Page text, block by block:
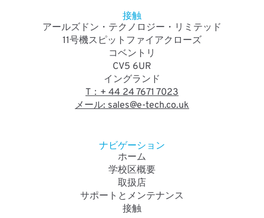
接触
アールズドン・テクノロジー・リミテッド
11号機スピットファイアクローズ
コベントリ
CV5 6UR
イングランド
T：+ 44 24 7671 7023
メール: sales@e-tech.co.uk
ナビゲーション
ホーム
学校区概要
取扱店
サポートとメンテナンス
接触